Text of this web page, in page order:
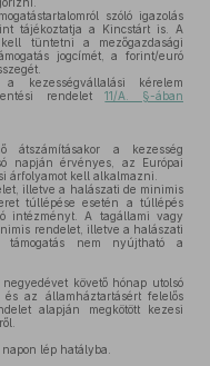
szóló igazolás
tájékoztatja a Kincstárt is. A
tüntetni a mezőgazdasági
jogcímét, a forint/euró
kezességvállalási kérelem
rendelet11/A. §-ában
átszámításakor a kezesség
napján érvényes, az Európai
árfolyamot kell alkalmazni.
illetve a halászati de minimis
túllépése esetén a túllépés
intézményt. A tagállami vagy
rendelet, illetve a halászati
nem nyújtható a
követő hónap utolsó
az államháztartásért felelős
alapján megkötött kezesi
lép hatályba.